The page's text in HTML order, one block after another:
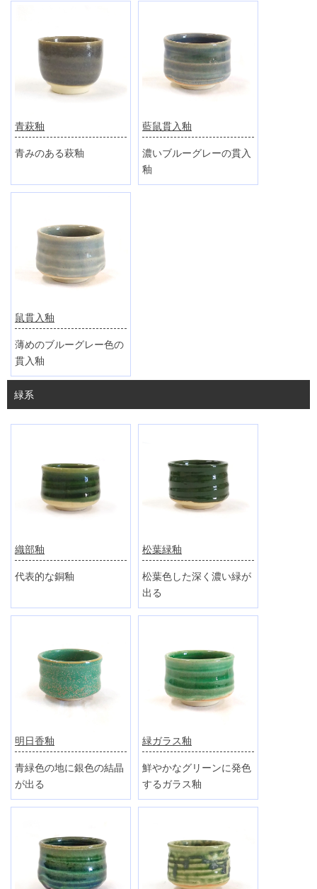
青萩釉
青みのある萩釉
藍鼠貫入釉
濃いブルーグレーの貫入
釉
鼠貫入釉
薄めのブルーグレー色の
貫入釉
緑系
織部釉
代表的な銅釉
松葉緑釉
松葉色した深く濃い緑が
出る
明日香釉
青緑色の地に銀色の結晶
が出る
緑ガラス釉
鮮やかなグリーンに発色
するガラス釉